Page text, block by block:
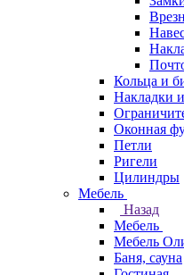
Кольца и
Накладки
Оконная
Петли
Ригели
Цилиндры
Мебель
Назад
Мебель
Мебель
Баня, сауна